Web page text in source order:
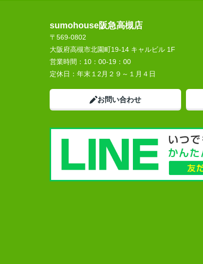
sumohouse阪急高槻店
〒569-0802
大阪府高槻市北園町19-14 キャルビル 1F
営業時間： 10：00-19：00
定休日： 年末１2月２９～１月４日
お問い合わせ